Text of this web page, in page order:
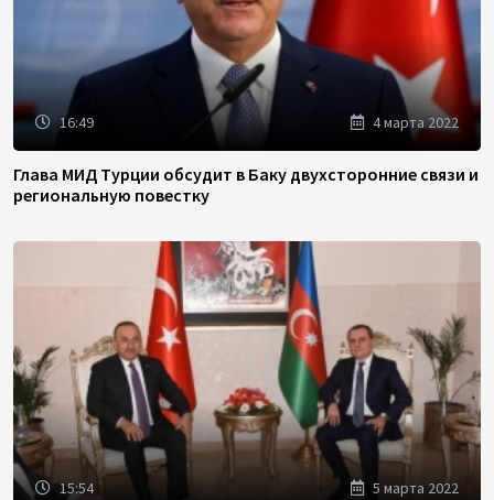
16:49 4 марта 2022
Глава МИД Турции обсудит в Баку двухсторонние связи и
региональную повестку
15:54 5 марта 2022